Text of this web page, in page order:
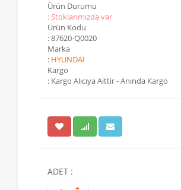
Ürün Durumu
: Stoklarımızda var
Ürün Kodu
: 87620-Q0020
Marka
: HYUNDAİ
Kargo
: Kargo Alıcıya Aittir - Anında Kargo
ADET :